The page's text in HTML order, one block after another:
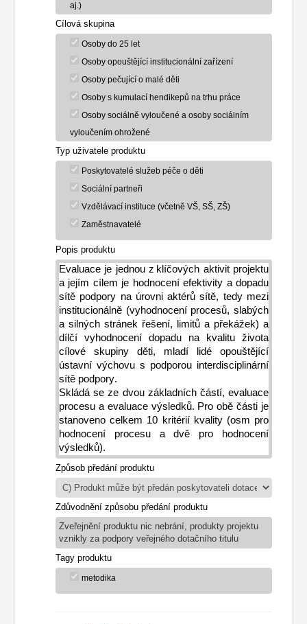
aj.)
Cílová skupina
Osoby do 25 let
Osoby opouštějící institucionální zařízení
Osoby pečující o malé děti
Osoby s kumulací hendikepů na trhu práce
Osoby sociálně vyloučené a osoby sociálním
vyloučením ohrožené
Typ uživatele produktu
Poskytovatelé služeb péče o děti
Sociální partneři
Vzdělávací instituce (včetně VŠ, SŠ, ZŠ)
Zaměstnavatelé
Popis produktu
Evaluace je jednou z klíčových aktivit projektu
a jejím cílem je hodnocení efektivity a dopadu
sítě podpory na úrovni aktérů sítě, tedy mezi
institucionálně (vyhodnocení procesů, slabých
a silných stránek řešení, limitů a překážek) a
dílčí vyhodnocení dopadu na kvalitu života
cílové skupiny děti, mladí lidé opouštějící
ústavní výchovu s podporou interdisciplinárn
sítě podpory.
Skládá se ze dvou základních částí, evaluace
procesu a evaluace výsledků. Pro obě části je
stanoveno celkem 10 kritérií kvality (osm pro
hodnocení procesu a dvě pro hodnocení
výsledků).
Způsob předání produktu
Zdůvodnění způsobu předání produktu
Zveřejnění produktu nic nebrání, produkty projektu
vznikly za podpory veřejného dotačního titulu
Tagy produktu
metodika